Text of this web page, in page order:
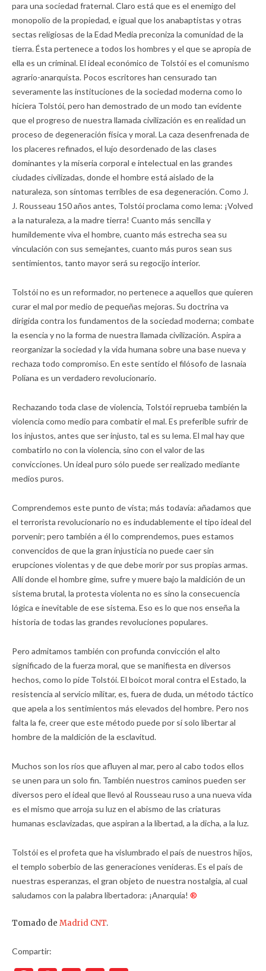
para una sociedad fraternal. Claro está que es el enemigo del
monopolio de la propiedad, e igual que los anabaptistas y otras
sectas religiosas de la Edad Media preconiza la comunidad de la
tierra. Ésta pertenece a todos los hombres y el que se apropia de
ella es un criminal. El ideal económico de Tolstói es el comunismo
agrario-anarquista. Pocos escritores han censurado tan
severamente las instituciones de la sociedad moderna como lo
hiciera Tolstói, pero han demostrado de un modo tan evidente
que el progreso de nuestra llamada civilización es en realidad un
proceso de degeneración física y moral. La caza desenfrenada de
los placeres refinados, el lujo desordenado de las clases
dominantes y la miseria corporal e intelectual en las grandes
ciudades civilizadas, donde el hombre está aislado de la
naturaleza, son síntomas terribles de esa degeneración. Como J.
J. Rousseau 150 años antes, Tolstói proclama como lema: ¡Volved
a la naturaleza, a la madre tierra! Cuanto más sencilla y
humildemente viva el hombre, cuanto más estrecha sea su
vinculación con sus semejantes, cuanto más puros sean sus
sentimientos, tanto mayor será su regocijo interior.
Tolstói no es un reformador, no pertenece a aquellos que quieren
curar el mal por medio de pequeñas mejoras. Su doctrina va
dirigida contra los fundamentos de la sociedad moderna; combate
la esencia y no la forma de nuestra llamada civilización. Aspira a
reorganizar la sociedad y la vida humana sobre una base nueva y
rechaza todo compromiso. En este sentido el filósofo de Iasnaia
Poliana es un verdadero revolucionario.
Rechazando toda clase de violencia, Tolstói reprueba también la
violencia como medio para combatir el mal. Es preferible sufrir de
los injustos, antes que ser injusto, tal es su lema. El mal hay que
combatirlo no con la violencia, sino con el valor de las
convicciones. Un ideal puro sólo puede ser realizado mediante
medios puros.
Comprendemos este punto de vista; más todavía: añadamos que
el terrorista revolucionario no es indudablemente el tipo ideal del
porvenir; pero también a él lo comprendemos, pues estamos
convencidos de que la gran injusticia no puede caer sin
erupciones violentas y de que debe morir por sus propias armas.
Allí donde el hombre gime, sufre y muere bajo la maldición de un
sistema brutal, la protesta violenta no es sino la consecuencia
lógica e inevitable de ese sistema. Eso es lo que nos enseña la
historia de todas las grandes revoluciones populares.
Pero admitamos también con profunda convicción el alto
significado de la fuerza moral, que se manifiesta en diversos
hechos, como lo pide Tolstói. El boicot moral contra el Estado, la
resistencia al servicio militar, es, fuera de duda, un método táctico
que apela a los sentimientos más elevados del hombre. Pero nos
falta la fe, creer que este método puede por sí solo libertar al
hombre de la maldición de la esclavitud.
Muchos son los ríos que afluyen al mar, pero al cabo todos ellos
se unen para un solo fin. También nuestros caminos pueden ser
diversos pero el ideal que llevó al Rousseau ruso a una nueva vida
es el mismo que arroja su luz en el abismo de las criaturas
humanas esclavizadas, que aspiran a la libertad, a la dicha, a la luz.
Tolstói es el profeta que ha vislumbrado el país de nuestros hijos,
el templo soberbio de las generaciones venideras. Es el país de
nuestras esperanzas, el gran objeto de nuestra nostalgia, al cual
saludamos con la palabra libertadora: ¡Anarquía! ®
Tomado de Madrid CNT.
Compartir: